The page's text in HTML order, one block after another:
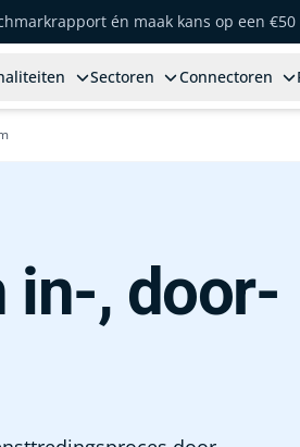
én maak kans op een €50
Sectoren Connectoren
in-, door-